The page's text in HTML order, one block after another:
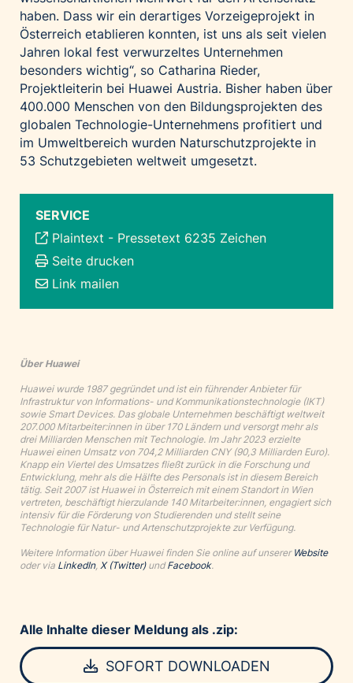
haben. Dass wir ein derartiges Vorzeigeprojekt in
Österreich etablieren konnten, ist uns als seit vielen
Jahren lokal fest verwurzeltes Unternehmen
besonders wichtig“, so Catharina Rieder,
Projektleiterin bei Huawei Austria. Bisher haben über
400.000 Menschen von den Bildungsprojekten des
globalen Technologie-Unternehmens profitiert und
im Umweltbereich wurden Naturschutzprojekte in
53 Schutzgebieten weltweit umgesetzt.
SERVICE
Plaintext - Pressetext 6235 Zeichen
Seite drucken
Link mailen
Über Huawei
Huawei wurde 1987 gegründet und ist ein führender Anbieter für
Infrastruktur von Informations- und Kommunikationstechnologie (IKT)
sowie Smart Devices. Das globale Unternehmen beschäftigt weltweit
207.000 Mitarbeiter:innen in über 170 Ländern und versorgt mehr als
drei Milliarden Menschen mit Technologie. Im Jahr 2023 erzielte
Huawei einen Umsatz von 704,2 Milliarden CNY (90,3 Milliarden Euro).
Knapp ein Viertel des Umsatzes fließt zurück in die Forschung und
Entwicklung, mehr als die Hälfte des Personals ist in diesem Bereich
tätig. Seit 2007 ist Huawei in Österreich mit einem Standort in Wien
vertreten, beschäftigt hierzulande 140 Mitarbeiter:innen, engagiert sich
intensiv für die Förderung von Studierenden und stellt seine
Technologie für Natur- und Artenschutzprojekte zur Verfügung.
Weitere Information über Huawei finden Sie online auf unserer Website
oder via LinkedIn, X (Twitter)undFacebook.
Alle Inhalte dieser Meldung als .zip:
SOFORT DOWNLOADEN